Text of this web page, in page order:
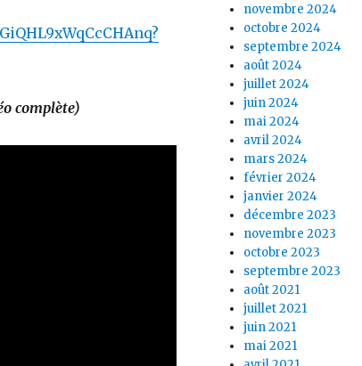
complète)
novembre 2024
octobre 2024
septembre 2024
août 2024
juillet 2024
juin 2024
mai 2024
avril 2024
mars 2024
février 2024
janvier 2024
décembre 2023
novembre 2023
octobre 2023
septembre 2023
août 2021
juillet 2021
juin 2021
mai 2021